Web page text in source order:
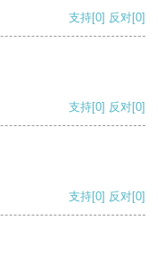
支持[0] 反对[0]
支持[0] 反对[0]
支持[0] 反对[0]